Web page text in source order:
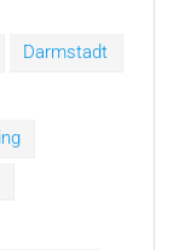
Darmstadt